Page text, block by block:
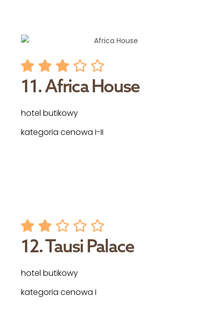
11. Africa House
hotel butikowy
kategoria cenowa I-II
12. Tausi Palace
hotel butikowy
kategoria cenowa I